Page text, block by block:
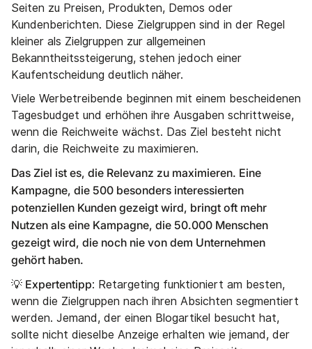
Seiten zu Preisen, Produkten, Demos oder
Kundenberichten. Diese Zielgruppen sind in der Regel
kleiner als Zielgruppen zur allgemeinen
Bekanntheitssteigerung, stehen jedoch einer
Kaufentscheidung deutlich näher.
Viele Werbetreibende beginnen mit einem bescheidenen
Tagesbudget und erhöhen ihre Ausgaben schrittweise,
wenn die Reichweite wächst. Das Ziel besteht nicht
darin, die Reichweite zu maximieren.
Das Ziel ist es, die Relevanz zu maximieren. Eine
Kampagne, die 500 besonders interessierten
potenziellen Kunden gezeigt wird, bringt oft mehr
Nutzen als eine Kampagne, die 50.000 Menschen
gezeigt wird, die noch nie von dem Unternehmen
gehört haben.
💡 Expertentipp: Retargeting funktioniert am besten,
wenn die Zielgruppen nach ihren Absichten segmentiert
werden. Jemand, der einen Blogartikel besucht hat,
sollte nicht dieselbe Anzeige erhalten wie jemand, der